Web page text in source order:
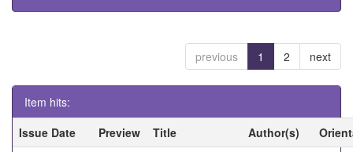
previous 1 2 next
Item hits:
Issue Date
Preview Title Author(s)